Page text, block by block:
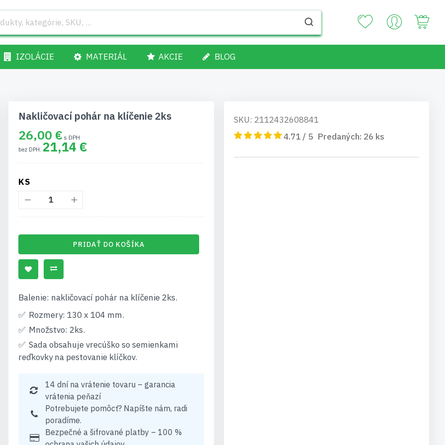
IZOLÁCIE MATERIÁL AKCIE BLOG
Nakličovací pohár na klíčenie 2ks
26,00 €
21,14 €
KS
PRIDAŤ DO KOŠÍKA
Balenie: nakličovací pohár na klíčenie 2ks.
Rozmery: 130 x 104 mm.
Množstvo: 2ks.
Sada obsahuje vrecúško so semienkami
reďkovky na pestovanie klíčkov.
14 dní na vrátenie tovaru – garancia
vrátenia peňazí
Potrebujete pomôcť? Napíšte nám, radi
poradíme.
Bezpečné a šifrované platby – 100 %
SKU: 2112432608841
4.71 / 5 Predaných: 26 ks